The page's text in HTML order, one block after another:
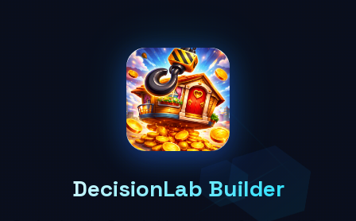
DecisionLab Builder